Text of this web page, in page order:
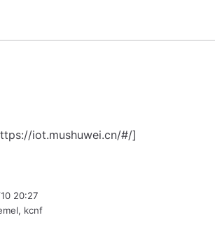
iot.mushuwei.cn/#/]
20:27
, kcnf